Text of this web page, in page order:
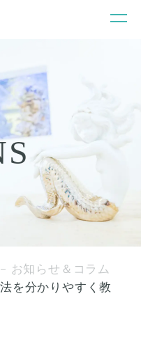
お知らせ＆コラム
を分かりやすく教